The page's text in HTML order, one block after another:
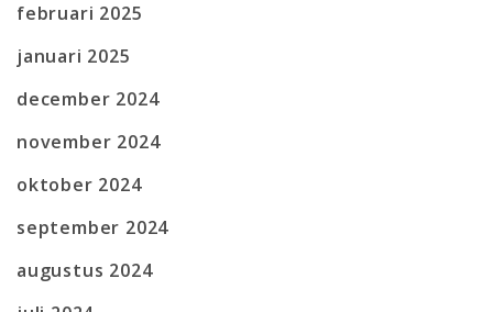
februari 2025
januari 2025
december 2024
november 2024
oktober 2024
september 2024
augustus 2024